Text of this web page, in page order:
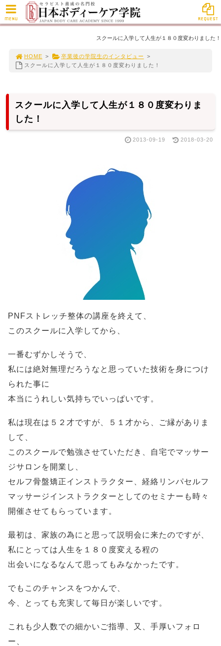
スクールに入学して人生が１８０度変わりました！
HOME > 卒業後の学院生のインタビュー
>
スクールに入学して人生が１８０度変わりました！
スクールに入学して人生が１８０度変わりま
した！
2013-09-19 2018-03-20
PNFストレッチ整体の講座を終えて、
このスクールに入学してから、
一番むずかしそうで、
私には絶対無理だろうなと思っていた技術を身につけ
られた事に
本当にうれしい気持ちでいっぱいです。
私は現在は５２才ですが、５１才から、ご縁がありま
して、
このスクールで勉強させていただき、自宅でマッサー
ジサロンを開業し、
セルフ骨盤矯正インストラクター、経絡リンパセルフ
マッサージインストラクターとしてのセミナーも時々
開催させてもらっています。
最初は、家族の為にと思って説明会に来たのですが、
私にとっては人生を１８０度変える程の
出会いになるなんて思ってもみなかったです。
でもこのチャンスをつかんで、
今、とっても充実して毎日が楽しいです。
これも少人数での細かいご指導、又、手厚いフォロ
ー、
MENU REQUEST